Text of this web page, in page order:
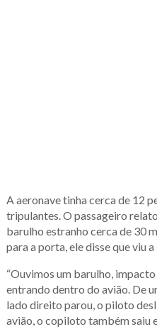
A aeronave tinha cerca de 12
tripulantes. O passageiro
barulho estranho cerca de 30
para a porta, ele disse que viu a
“Ouvimos um barulho,
entrando dentro do avião. De
lado direito parou, o piloto
avião, o copiloto também saiu